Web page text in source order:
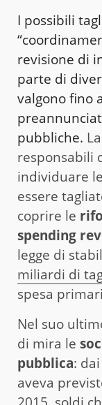
I possibili
revisione di
parte di
valgono fino
pubbliche.
responsabili
individuare
essere
coprire le
spending
legge di
miliardi di
spesa
Nel suo
di mira le
pubblica:
aveva